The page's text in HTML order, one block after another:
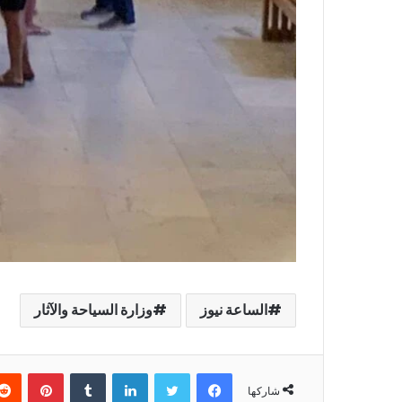
الساعة نيوز وزارة السياحة والآثار
شاركها
فيسبوكتويتر لينكدإن